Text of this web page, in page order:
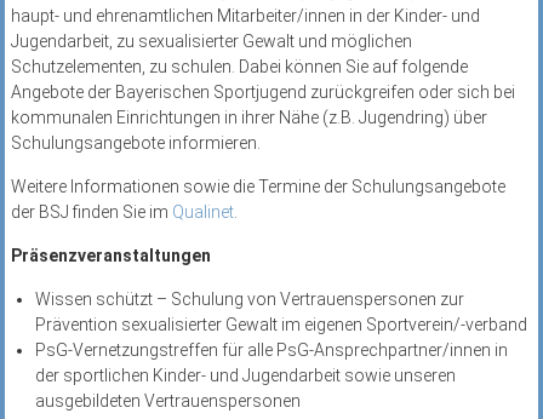
haupt- und ehrenamtlichen Mitarbeiter/innen in der Kinder- und
Jugendarbeit, zu sexualisierter Gewalt und möglichen
Schutzelementen, zu schulen. Dabei können Sie auf folgende
Angebote der Bayerischen Sportjugend zurückgreifen oder sich bei
kommunalen Einrichtungen in ihrer Nähe (z.B. Jugendring) über
Schulungsangebote informieren.
Weitere Informationen sowie die Termine der Schulungsangebote
der BSJ finden Sie im Qualinet.
Präsenzveranstaltungen
Wissen schützt – Schulung von Vertrauenspersonen zur
Prävention sexualisierter Gewalt im eigenen Sportverein/-verband
PsG-Vernetzungstreffen für alle PsG-Ansprechpartner/innen in
der sportlichen Kinder- und Jugendarbeit sowie unseren
ausgebildeten Vertrauenspersonen